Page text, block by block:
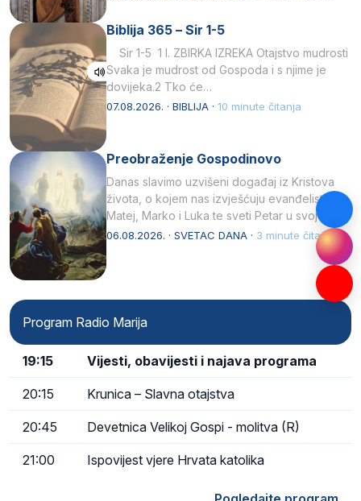
Biblija 365 – Sir 1-5
Sir 1-5 1 I. ZBIRKA IZREKA Otajstvo mudrosti
Svaka je mudrost od Gospoda i s njime je
dovijeka.2 Tko će…
07.08.2026. · BIBLIJA · 10 minute čitanja
Preobraženje Gospodinovo
Danas slavimo uzvišeni događaj iz Kristova
života, o kojem nas izvješćuju evanđelisti
Matej, Marko i Luka te sveti Petar u svojoj
drugoj…
06.08.2026. · SVETAC DANA · 3 minute čitanja
Program Radio Marija
19:15 Vijesti, obavijesti i najava programa
20:15 Krunica – Slavna otajstva
20:45 Devetnica Velikoj Gospi - molitva (R)
21:00 Ispovijest vjere Hrvata katolika